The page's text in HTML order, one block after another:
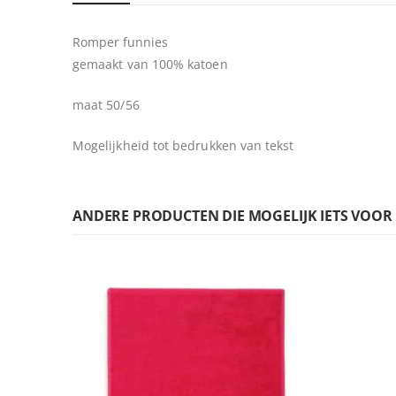
van
afbeeldingen-
gallerij
Romper funnies
gemaakt van 100% katoen
maat 50/56
Mogelijkheid tot bedrukken van tekst
ANDERE PRODUCTEN DIE MOGELIJK IETS